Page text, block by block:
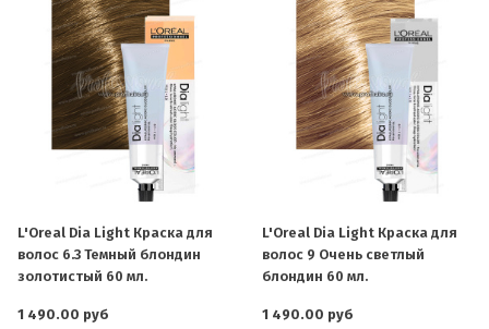
L'Oreal Dia Light Краска для
волос 6.3 Темный блондин
золотистый 60 мл.
1 490.00 руб
L'Oreal Dia Light Краска для
волос 9 Очень светлый
блондин 60 мл.
1 490.00 руб